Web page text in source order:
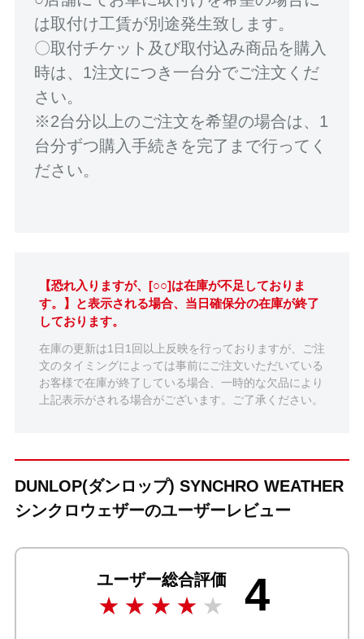
は取付け工賃が別途発生致します。
〇取付チケット及び取付込み商品を購入
時は、1注文につき一台分でご注文くだ
さい。
※2台分以上のご注文を希望の場合は、1
台分ずつ購入手続きを完了まで行ってく
ださい。
【恐れ入りますが、[○○]は在庫が不足しておりま
す。】と表示される場合、当日確保分の在庫が終了
しております。
在庫の更新は1日1回以上反映を行っておりますが、ご注
文のタイミングによっては事前にご注文いただいている
お客様で在庫が終了している場合、一時的な欠品により
上記表示がされる場合がございます。ご了承ください。
DUNLOP(ダンロップ) SYNCHRO WEATHER
シンクロウェザーのユーザーレビュー
ユーザー総合評価 4